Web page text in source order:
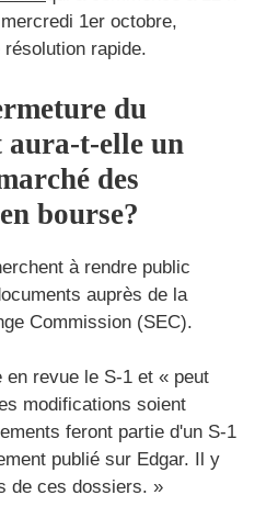
1er octobre,
rapide.
du
aura-t-elle un
des
bourse?
à rendre public
auprès de la
Commission (SEC).
en revue le S-1 et « peut
modifications soient
feront partie d'un S-1
publié sur Edgar. Il y
de ces dossiers. »